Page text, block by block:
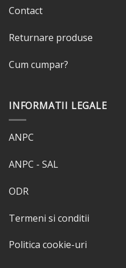
Contact
Returnare produse
Cum cumpar?
INFORMATII LEGALE
ANPC
ANPC - SAL
ODR
Termeni si conditii
Politica cookie-uri